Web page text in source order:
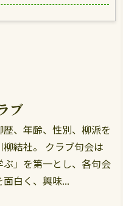
ブ
歴、年齢、性別、柳派を
結社。 クラブ句会は
ぶ」を第一とし、各句会
白く、興味...